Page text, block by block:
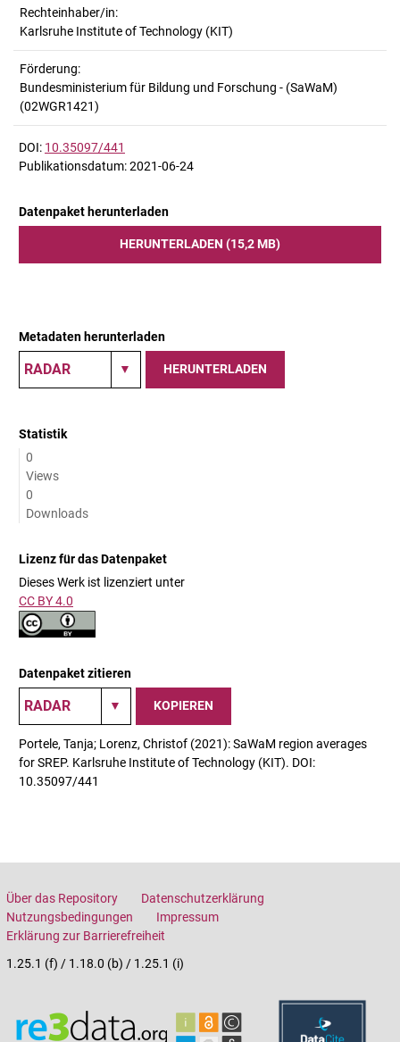
Rechteinhaber/in:
Karlsruhe Institute of Technology (KIT)
Förderung:
Bundesministerium für Bildung und Forschung - (SaWaM)
(02WGR1421)
DOI: 10.35097/441
Publikationsdatum: 2021-06-24
Datenpaket herunterladen
HERUNTERLADEN (15,2 MB)
Metadaten herunterladen
HERUNTERLADEN
Statistik
0
Views
0
Downloads
Lizenz für das Datenpaket
Dieses Werk ist lizenziert unter
CC BY 4.0
Datenpaket zitieren
KOPIEREN
Portele, Tanja; Lorenz, Christof (2021): SaWaM region averages
for SREP. Karlsruhe Institute of Technology (KIT). DOI:
10.35097/441
Über das Repository
Datenschutzerklärung
Nutzungsbedingungen
Impressum
Erklärung zur Barrierefreiheit
1.25.1 (f) / 1.18.0 (b) / 1.25.1 (i)